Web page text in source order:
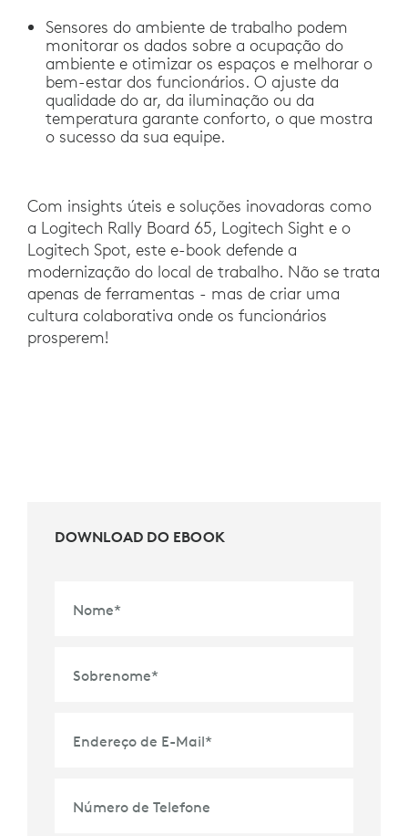
Sensores do ambiente de trabalho podem
monitorar os dados sobre a ocupação do
ambiente e otimizar os espaços e melhorar o
bem-estar dos funcionários. O ajuste da
qualidade do ar, da iluminação ou da
temperatura garante conforto, o que mostra
o sucesso da sua equipe.
Com insights úteis e soluções inovadoras como
a Logitech Rally Board 65, Logitech Sight e o
Logitech Spot, este e-book defende a
modernização do local de trabalho. Não se trata
apenas de ferramentas - mas de criar uma
cultura colaborativa onde os funcionários
prosperem!
DOWNLOAD DO EBOOK
Nome*
Sobrenome*
Endereço de E-Mail*
Número de Telefone